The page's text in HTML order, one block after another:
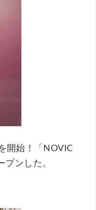
開始！「NOVIC
ンした。